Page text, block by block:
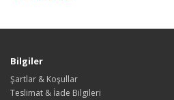
Bilgiler
Şartlar & Koşullar
Teslimat & İade Bilgileri